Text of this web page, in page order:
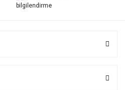
Yorum Yaz